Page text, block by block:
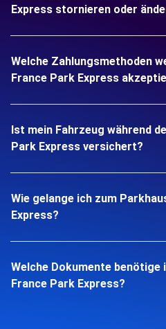
Express stornieren oder
Welche Zahlungsmethoden
France Park Express
Ist mein Fahrzeug während
Park Express versichert?
Wie gelange ich zum
Express?
Welche Dokumente benötige
France Park Express?